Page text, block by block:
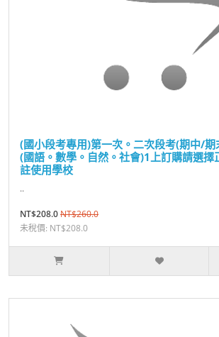
(國小段考專用)第一次。二次段考(期中/
(國語。數學。自然。社會)1上訂購請選擇
註使用學校
..
NT$208.0NT$260.0
未稅價: NT$208.0